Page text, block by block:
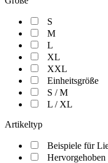
S
M
L
XL
XXL
Einheitsgröße
S / M
L / XL
Artikeltyp
Beispiele für
Hervorgehoben